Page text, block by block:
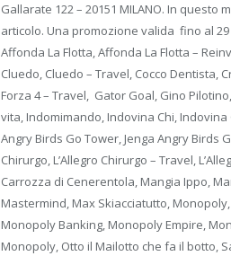
Gallarate 122 – 20151 MILANO. In
articolo. Una promozione valida fino al
Affonda La Flotta, Affonda La Flotta –
Cluedo, Cluedo – Travel, Cocco Dentista,
Forza 4 – Travel, Gator Goal, Gino
vita, Indomimando, Indovina Chi, Indovina
Angry Birds Go Tower, Jenga Angry Birds
Chirurgo, L’Allegro Chirurgo – Travel,
Carrozza di Cenerentola, Mangia Ippo,
Mastermind, Max Skiacciatutto,
Monopoly Banking, Monopoly Empire,
Monopoly, Otto il Mailotto che fa il botto,